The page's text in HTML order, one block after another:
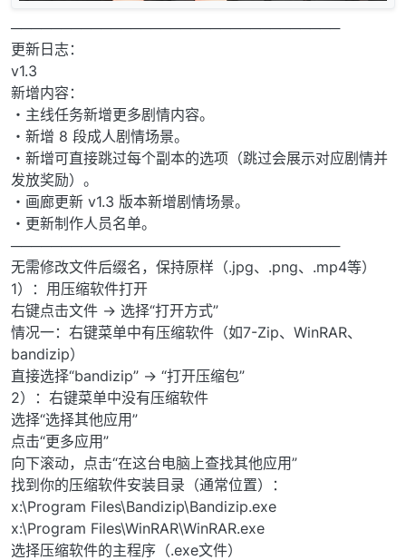
─────────────────────────────────
更新日志：
v1.3
新增内容：
・主线任务新增更多剧情内容。
・新增 8 段成人剧情场景。
・新增可直接跳过每个副本的选项（跳过会展示对应剧情并
发放奖励）。
・画廊更新 v1.3 版本新增剧情场景。
・更新制作人员名单。
─────────────────────────────────
无需修改文件后缀名，保持原样（.jpg、.png、.mp4等）
1）：用压缩软件打开
右键点击文件 → 选择“打开方式”
情况一：右键菜单中有压缩软件（如7-Zip、WinRAR、
bandizip）
直接选择“bandizip” → “打开压缩包”
2）：右键菜单中没有压缩软件
选择“选择其他应用”
点击“更多应用”
向下滚动，点击“在这台电脑上查找其他应用”
找到你的压缩软件安装目录（通常位置）：
x:\Program Files\Bandizip\Bandizip.exe
x:\Program Files\WinRAR\WinRAR.exe
选择压缩软件的主程序（.exe文件）